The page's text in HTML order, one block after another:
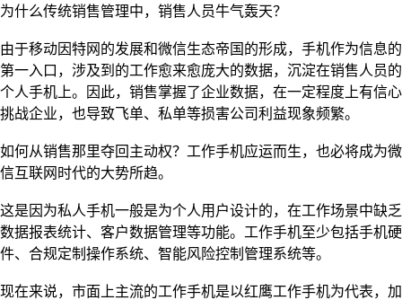
为什么传统销售管理中，销售人员牛气轰天？
由于移动因特网的发展和微信生态帝国的形成，手机作为信息的
第一入口，涉及到的工作愈来愈庞大的数据，沉淀在销售人员的
个人手机上。因此，销售掌握了企业数据，在一定程度上有信心
挑战企业，也导致飞单、私单等损害公司利益现象频繁。
如何从销售那里夺回主动权？工作手机应运而生，也必将成为微
信互联网时代的大势所趋。
这是因为私人手机一般是为个人用户设计的，在工作场景中缺乏
数据报表统计、客户数据管理等功能。工作手机至少包括手机硬
件、合规定制操作系统、智能风险控制管理系统等。
现在来说，市面上主流的工作手机是以红鹰工作手机为代表，加